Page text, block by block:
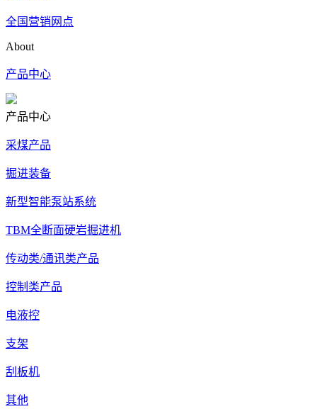
全国营销网点
About
产品中心
产品中心
采煤产品
掘进装备
新型智能泵站系统
TBM全断面硬岩掘进机
传动类/通讯类产品
控制类产品
电液控
支架
刮板机
其他